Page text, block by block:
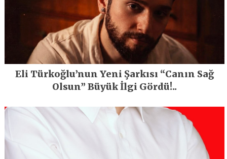
Eli Türkoğlu’nun Yeni Şarkısı “Canın Sağ
Olsun” Büyük İlgi Gördü!..